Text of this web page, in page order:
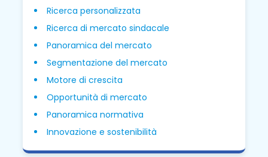
Ricerca personalizzata
Ricerca di mercato sindacale
Panoramica del mercato
Segmentazione del mercato
Motore di crescita
Opportunità di mercato
Panoramica normativa
Innovazione e sostenibilità